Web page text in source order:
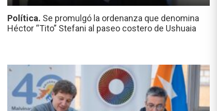
Política. Se promulgó la ordenanza que denomina
Héctor “Tito” Stefani al paseo costero de Ushuaia